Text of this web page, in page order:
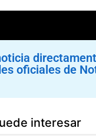
oficiales de
interesar